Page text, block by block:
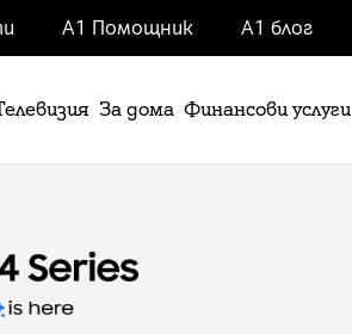
А1 Помощник А1 блог
За дома Финансови услуги